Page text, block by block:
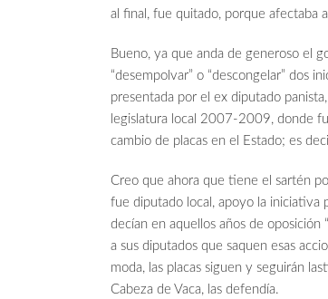
al final, fue quitado, porque afectaba
Bueno, ya que anda de generoso el
“desempolvar” o “descongelar” dos
presentada por el ex diputado
legislatura local 2007-2009, donde
cambio de placas en el Estado; es
Creo que ahora que tiene el sartén
fue diputado local, apoyo la iniciativa
decían en aquellos años de
a sus diputados que saquen esas
moda, las placas siguen y seguirán
Cabeza de Vaca, las defendía.